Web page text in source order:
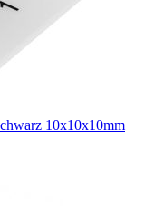
10x10x10mm